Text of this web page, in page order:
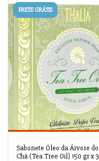
FRETE GRÁTIS
Sabonete Óleo da Árvore do
Chá (Tea Tree Oil) 150 gr x 3